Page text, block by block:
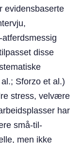
evidensbaserte
disse
Sforzo et al.)
stress, velvære
har
små-til-
men ikke